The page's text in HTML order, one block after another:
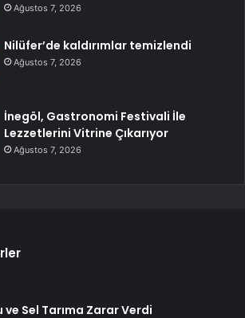
Ağustos 7, 2026
Nilüfer’de kaldırımlar temizlendi
Ağustos 7, 2026
İnegöl, Gastronomi Festivali İle
Lezzetlerini Vitrine Çıkarıyor
Ağustos 7, 2026
ve Sel Tarıma Zarar Verdi